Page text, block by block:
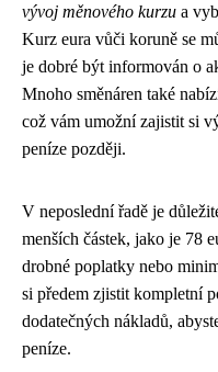
vývoj měnového kurzu a
Kurz eura vůči koruně se
je dobré být informován o
Mnoho směnáren také
což vám umožní zajistit si
peníze později.
V neposlední řadě je
menších částek, jako je 78
drobné poplatky nebo
si předem zjistit kompletní
dodatečných nákladů,
peníze.